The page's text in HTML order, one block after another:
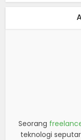
Seorang
teknologi